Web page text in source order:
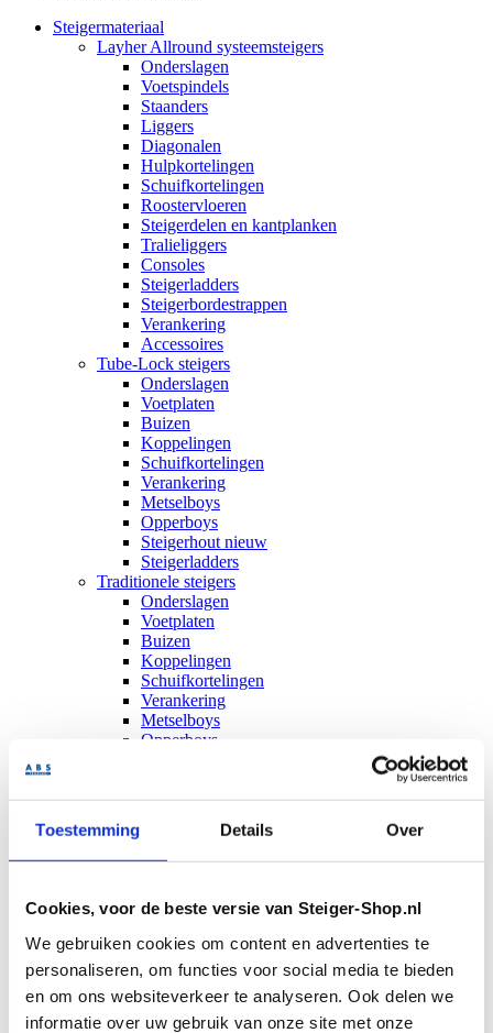
Toestemming Details Over
Cookies, voor de beste versie van Steiger-Shop.nl
We gebruiken cookies om content en advertenties te
personaliseren, om functies voor social media te bieden
en om ons websiteverkeer te analyseren. Ook delen we
informatie over uw gebruik van onze site met onze
Steigermateriaal
Layher Allround systeemsteigers
Onderslagen
Voetspindels
Staanders
Liggers
Diagonalen
Hulpkortelingen
Schuifkortelingen
Roostervloeren
Steigerdelen en kantplanken
Tralieliggers
Consoles
Steigerladders
Steigerbordestrappen
Verankering
Accessoires
Tube-Lock steigers
Onderslagen
Voetplaten
Buizen
Koppelingen
Schuifkortelingen
Verankering
Metselboys
Opperboys
Steigerhout nieuw
Steigerladders
Traditionele steigers
Onderslagen
Voetplaten
Buizen
Koppelingen
Schuifkortelingen
Verankering
Metselboys
Opperboys
Rolsteigers
Altrex Rolsteigers
ASC Rolsteigers
Kamersteigers
Schragen
Metselschragen
Stucadoorschragen
Ladders en trappen
Altrex Ladders
Altrex Trappen